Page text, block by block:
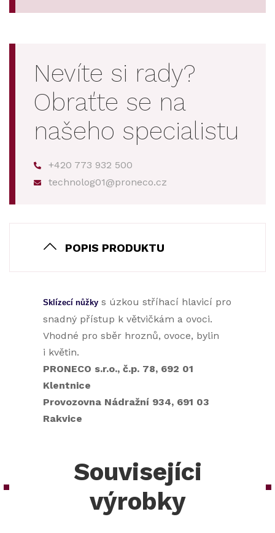
Nevíte si rady?
Obraťte se na
našeho specialistu
+420 773 932 500
technolog01@proneco.cz
POPIS PRODUKTU
Sklízecí nůžky s úzkou stříhací hlavicí pro
snadný přístup k větvičkám a ovoci.
Vhodné pro sběr hroznů, ovoce, bylin
i květin.
PRONECO s.r.o., č.p. 78, 692 01
Klentnice
Provozovna Nádražní 934, 691 03
Rakvice
Souvisejíci
výrobky